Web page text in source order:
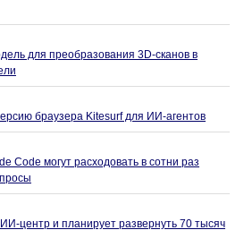
для преобразования 3D-сканов в
браузера Kitesurf для ИИ-агентов
Code могут расходовать в сотни раз
центр и планирует развернуть 70 тысяч